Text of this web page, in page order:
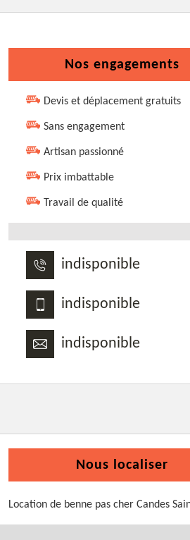
Nos engagements
Devis et déplacement gratuits
Sans engagement
Artisan passionné
Prix imbattable
Travail de qualité
indisponible
indisponible
indisponible
Nous localiser
Location de benne pas cher Candes